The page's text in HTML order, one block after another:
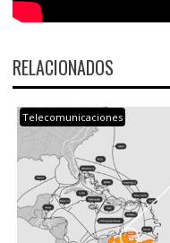
RELACIONADOS
Telecomunicaciones